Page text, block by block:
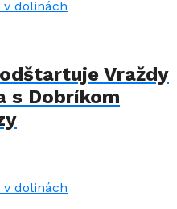
Vraždy
s Dobríkom